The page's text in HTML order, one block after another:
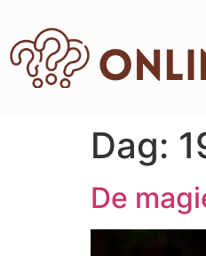
Dag:
De